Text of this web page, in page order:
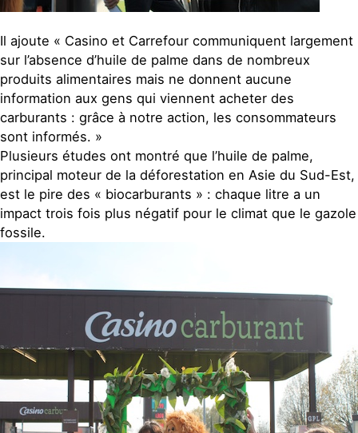
Il ajoute « Casino et Carrefour communiquent largement
sur l’absence d’huile de palme dans de nombreux
produits alimentaires mais ne donnent aucune
information aux gens qui viennent acheter des
carburants : grâce à notre action, les consommateurs
sont informés. »
Plusieurs études ont montré que l’huile de palme,
principal moteur de la déforestation en Asie du Sud-Est,
est le pire des « biocarburants » : chaque litre a un
impact trois fois plus négatif pour le climat que le gazole
fossile.